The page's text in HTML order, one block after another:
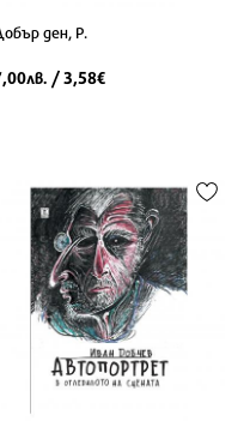
ден, Р.
лв. / 3,58€